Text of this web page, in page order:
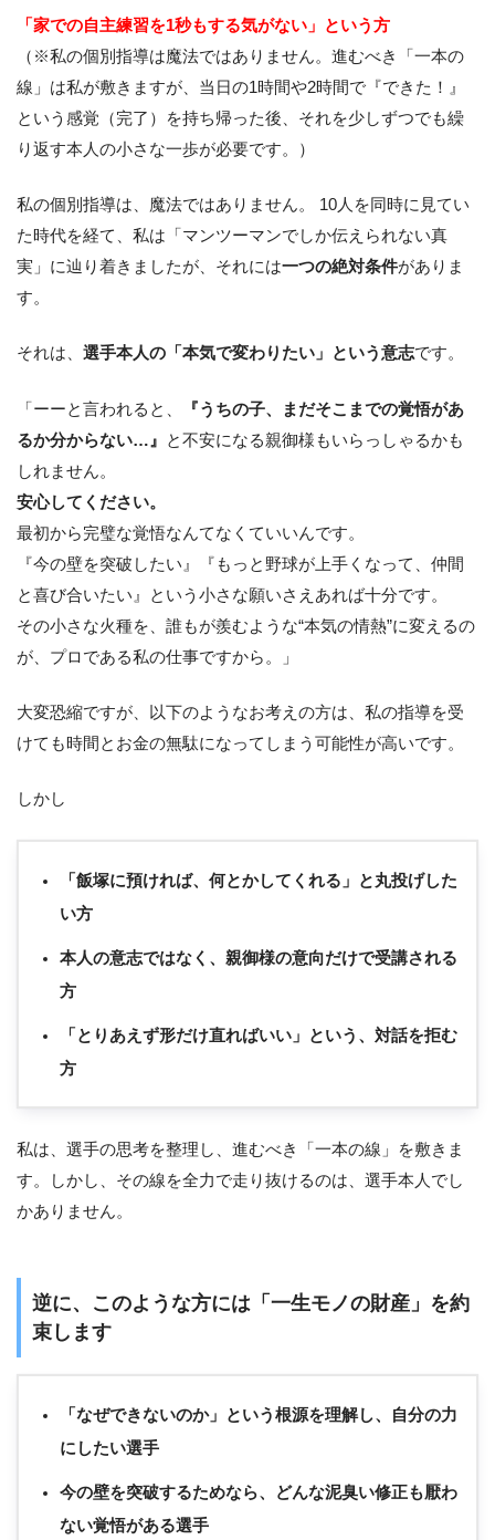
「家での自主練習を1秒もする気がない」という方
（※私の個別指導は魔法ではありません。進むべき「一本の
線」は私が敷きますが、当日の1時間や2時間で『できた！』
という感覚（完了）を持ち帰った後、それを少しずつでも繰
り返す本人の小さな一歩が必要です。）
私の個別指導は、魔法ではありません。 10人を同時に見てい
た時代を経て、私は「マンツーマンでしか伝えられない真
実」に辿り着きましたが、それには一つの絶対条件がありま
す。
それは、 選手本人の「本気で変わりたい」という意志です。
「ーーと言われると、
『うちの子、まだそこまでの覚悟があ
るか分からない…』
と不安になる親御様もいらっしゃるかも
しれません。
安心してください。
最初から完璧な覚悟なんてなくていいんです。
『今の壁を突破したい』『もっと野球が上手くなって、仲間
と喜び合いたい』という小さな願いさえあれば十分です。
その小さな火種を、誰もが羨むような“本気の情熱”に変えるの
が、プロである私の仕事ですから。」
大変恐縮ですが、以下のようなお考えの方は、私の指導を受
けても時間とお金の無駄になってしまう可能性が高いです。
しかし
「飯塚に預ければ、何とかしてくれる」と丸投げした
い方
本人の意志ではなく、親御様の意向だけで受講される
方
「とりあえず形だけ直ればいい」という、対話を拒む
方
私は、選手の思考を整理し、進むべき「一本の線」を敷きま
す。しかし、その線を全力で走り抜けるのは、選手本人でし
かありません。
逆に、このような方には「一生モノの財産」を約
束します
「なぜできないのか」という根源を理解し、自分の力
にしたい選手
今の壁を突破するためなら、どんな泥臭い修正も厭わ
ない覚悟がある選手